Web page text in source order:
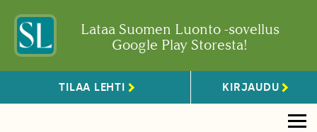
Lataa Suomen Luonto -sovellus
Google Play Storesta!
TILAA LEHTI KIRJAUDU